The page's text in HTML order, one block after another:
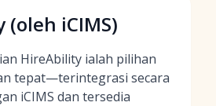
iCIMS)
HireAbility ialah pilihan
tepat—terintegrasi secara
iCIMS dan tersedia